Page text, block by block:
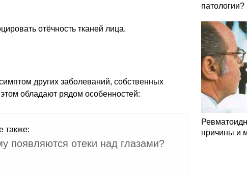
отёчность тканей лица.
других заболеваний, собственных
обладают рядом особенностей:
также:
появляются отеки над глазами?
патологии?
причины и